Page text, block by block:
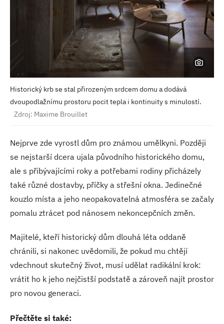
Historický krb se stal přirozeným srdcem domu a dodává
dvoupodlažnímu prostoru pocit tepla i kontinuity s minulostí.
Zdroj: Maxime Brouillet
Nejprve zde vyrostl dům pro známou umělkyni. Později
se nejstarší dcera ujala původního historického domu,
ale s přibývajícími roky a potřebami rodiny přicházely
také různé dostavby, příčky a střešní okna. Jedinečné
kouzlo místa a jeho neopakovatelná atmosféra se začaly
pomalu ztrácet pod nánosem nekoncepčních změn.
Majitelé, kteří historický dům dlouhá léta oddaně
chránili, si nakonec uvědomili, že pokud mu chtějí
vdechnout skutečný život, musí udělat radikální krok:
vrátit ho k jeho nejčistší podstatě a zároveň najít prostor
pro novou generaci.
Přečtěte si také: